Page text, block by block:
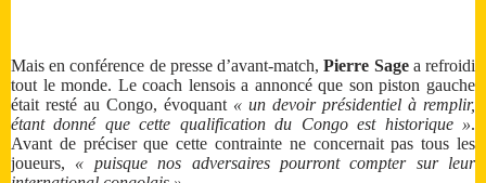
Mais en conférence de presse d’avant-match,Pierre Sagea refroidi
tout le monde. Le coach lensois a annoncé que son piston gauche
était resté au Congo, évoquant « un devoir présidentiel à remplir,
étant donné que cette qualification du Congo est historique ».
Avant de préciser que cette contrainte ne concernait pas tous les
joueurs, « puisque nos adversaires pourront compter sur leur